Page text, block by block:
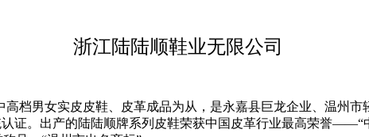
浙江陆陆顺鞋业无限公司
男女实皮皮鞋、皮革成品为从，是永嘉县巨龙企业、温州市
证。出产的陆陆顺牌系列皮鞋荣获中国皮革行业最高荣誉